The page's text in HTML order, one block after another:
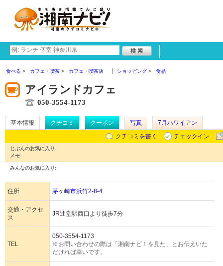
食べる カフェ・喫茶 カフェ・喫茶店 ショッピング 食品
アイランドカフェ
050-3554-1173
基本情報 クチコミ クーポン 写真
7月ハワイアン
クチコミを書く
チェックイン
じぶんのお気に入り:
メモ:
みんなのお気に入り:
住所 茅ヶ崎市浜竹2-8-4
交通・アクセ
ス
JR辻堂駅西口より徒歩7分
TEL
050-3554-1173
※お問い合わせの際は「湘南ナビ！を見た」とお伝えいた
だければ幸いです。